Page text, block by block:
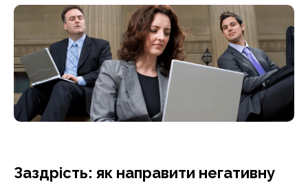
Заздрість: як направити негативну